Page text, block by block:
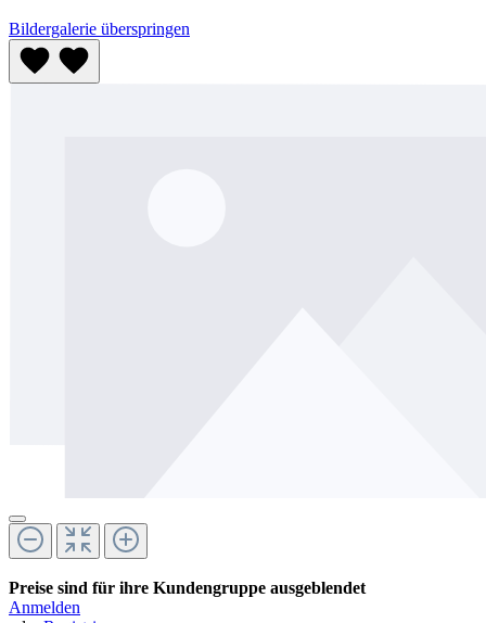
Bildergalerie überspringen
Preise sind für ihre Kundengruppe ausgeblendet
Anmelden